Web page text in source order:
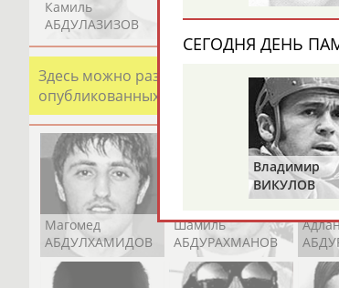
Камиль
АБДУЛАЗИЗОВ
АБДУЛБЕКОВ
Здесь можно разместить информацию о
опубликованных записях. Страна должна
Магомед
АБДУЛХАМИДОВ
Шамиль
АБДУРАХМАНОВ
СЕГОДНЯ ДЕНЬ
Владимир
ВИКУЛОВ